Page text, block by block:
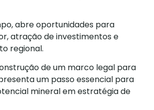
abre oportunidades para
atração de investimentos e
regional.
de um marco legal para
um passo essencial para
mineral em estratégia de